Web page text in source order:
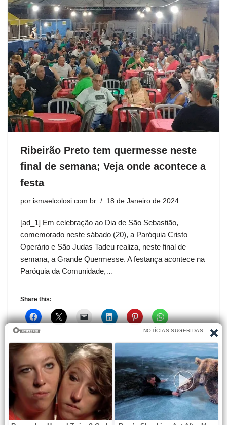
Ribeirão Preto tem quermesse neste
final de semana; Veja onde acontece a
festa
por ismaelcolosi.com.br 18 de Janeiro de 2024
[ad_1] Em celebração ao Dia de São Sebastião,
comemorado neste sábado (20), a Paróquia Cristo
Operário e São Judas Tadeu realiza, neste final de
semana, a Grande Quermesse. A festança acontece na
Paróquia da Comunidade,…
Share this:
2 Seguinte »